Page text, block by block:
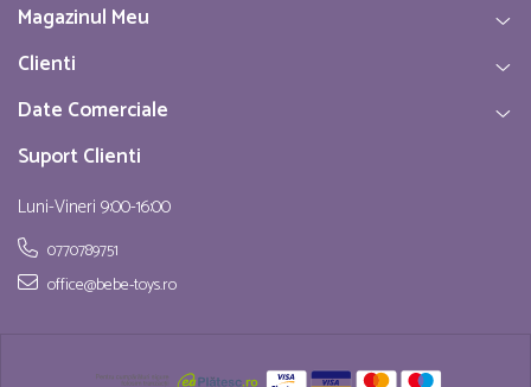
Magazinul Meu
Clienti
Date Comerciale
Suport Clienti
Luni-Vineri 9:00-16:00
0770789751
office@bebe-toys.ro